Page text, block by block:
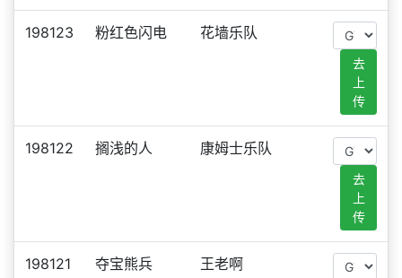
198123 粉红色闪电 花墙乐队
去
上
传
198122 搁浅的人 康姆士乐队
去
上
传
198121 夺宝熊兵 王老啊